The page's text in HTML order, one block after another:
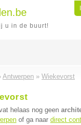
u in de buurt!
Antwerpen » Wiekevorst
helaas nog geen
of ga naar direct